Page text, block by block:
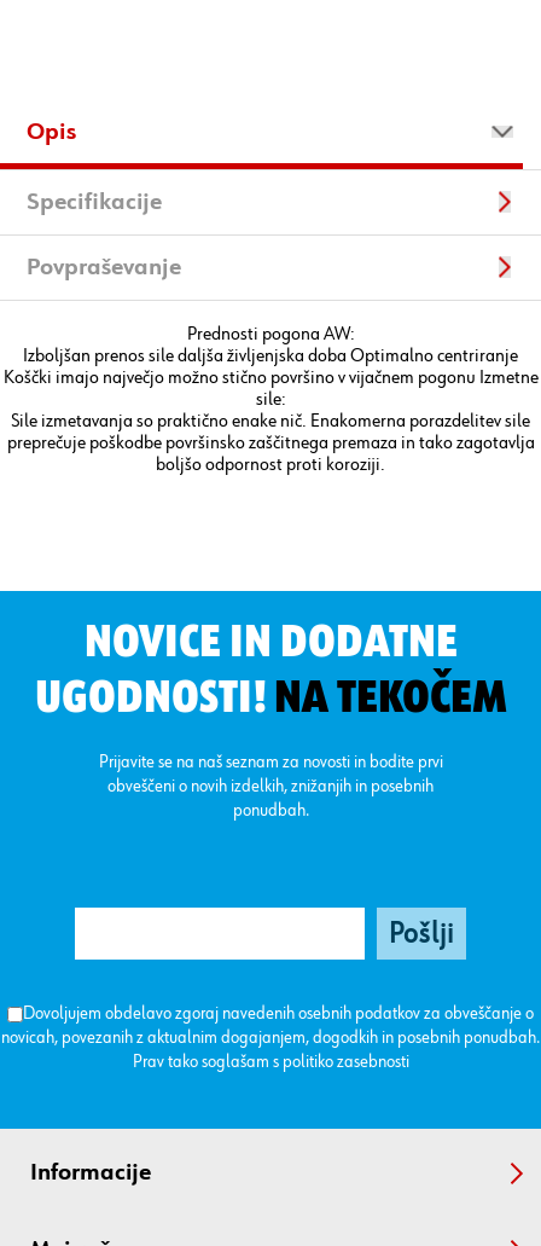
Opis
Specifikacije
Povpraševanje
Prednosti pogona AW:
Izboljšan prenos sile daljša življenjska doba Optimalno centriranje
Koščki imajo največjo možno stično površino v vijačnem pogonu Izmetne
sile:
Sile izmetavanja so praktično enake nič. Enakomerna porazdelitev sile
preprečuje poškodbe površinsko zaščitnega premaza in tako zagotavlja
boljšo odpornost proti koroziji.
NOVICE IN DODATNE
UGODNOSTI! NA TEKOČEM
Prijavite se na naš seznam za novosti in bodite prvi
obveščeni o novih izdelkih, znižanjih in posebnih
ponudbah.
Dovoljujem obdelavo zgoraj navedenih osebnih podatkov za obveščanje o
novicah, povezanih z aktualnim dogajanjem, dogodkih in posebnih ponudbah.
Prav tako soglašam s politiko zasebnosti
Informacije